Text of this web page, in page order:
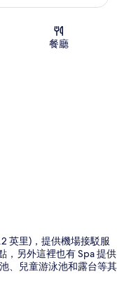
餐廳
英里)，提供機場接駁服
，另外這裡也有 Spa 提供
、兒童游泳池和露台等其